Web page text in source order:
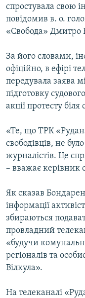
ВІДЕОУРОКИ «ELIFBE»
СВІДЧЕННЯ ОКУПАЦІЇ
ІНФОГРАФІКА
Русский
Qırımtatar
ДОЛУЧАЙСЯ!
Усі сайти RFE/RL
спростувала свою
повідомив в. о.
«Свобода» Дмитро
За його словами,
офіційно, в ефірі
передувала заява
підготовку
акції протесту
«Те, що ТРК
свободівців, не
журналістів. Це
– вважає керівник
Як сказав
інформації
збираються
провладний
«будучи
регіоналів та
Вілкула».
На телеканалі